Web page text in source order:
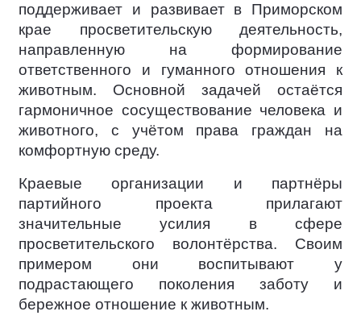
поддерживает и развивает в Приморском
крае просветительскую деятельность,
направленную на формирование
ответственного и гуманного отношения к
животным. Основной задачей остаётся
гармоничное сосуществование человека и
животного, с учётом права граждан на
комфортную среду.
Краевые организации и партнёры
партийного проекта прилагают
значительные усилия в сфере
просветительского волонтёрства. Своим
примером они воспитывают у
подрастающего поколения заботу и
бережное отношение к животным.